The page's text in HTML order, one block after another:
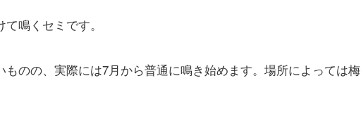
鳴くセミです。
ものの、実際には7月から普通に鳴き始めます。場所によっては梅